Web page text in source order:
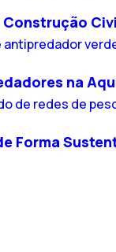
Construção
na
Forma